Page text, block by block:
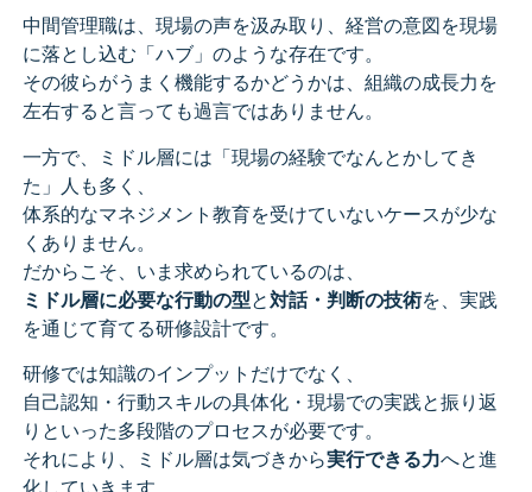
中間管理職は、現場の声を汲み取り、経営の意図を現場
に落とし込む「ハブ」のような存在です。
その彼らがうまく機能するかどうかは、組織の成長力を
左右すると言っても過言ではありません。
一方で、ミドル層には「現場の経験でなんとかしてき
た」人も多く、
体系的なマネジメント教育を受けていないケースが少な
くありません。
だからこそ、いま求められているのは、
ミドル層に必要な行動の型と対話・判断の技術を、実践
を通じて育てる研修設計です。
研修では知識のインプットだけでなく、
自己認知・行動スキルの具体化・現場での実践と振り返
りといった多段階のプロセスが必要です。
それにより、ミドル層は気づきから実行できる力へと進